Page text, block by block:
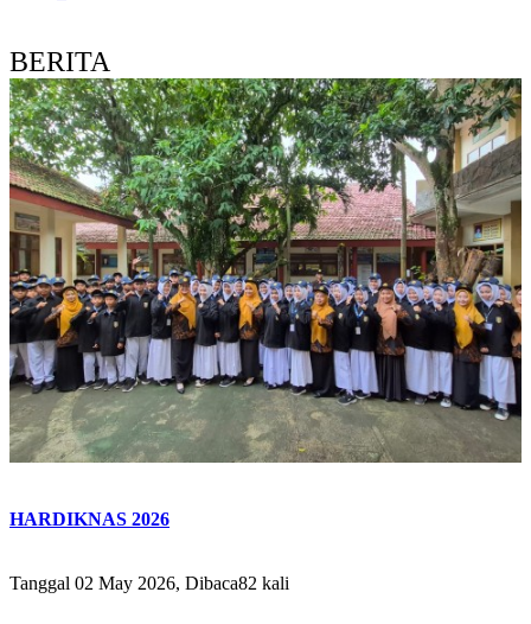
BERITA
HARDIKNAS 2026
Tanggal 02 May 2026, Dibaca82 kali